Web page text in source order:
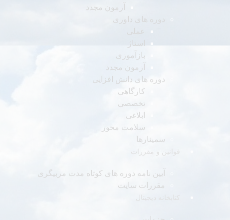
آزمون مجدد
دوره های داوری
عملی
استاژ
بازآموزی
آزمون مجدد
دوره های دانش افزایی
کارگاهی
تخصصی
ابلاغی
سلامت محور
سمینارها
قوانین و مقررات
آیین نامه دوره های کوتاه مدت مربیگری
مقررات سایت